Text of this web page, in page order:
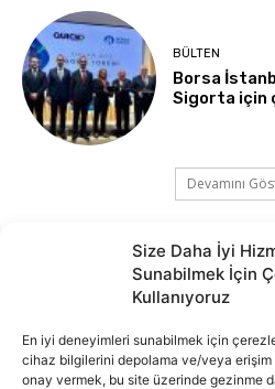
Size Daha İyi
Sunabilmek İçin
Kullanıyoruz
En iyi deneyimleri sunabilmek için
cihaz bilgilerini depolama ve/veya erişim
onay vermek, bu site üzerinde gezinme
BÜLTEN
Borsa
Sigorta için
Devamını